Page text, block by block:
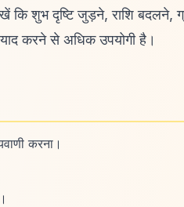
शुभ दृष्टि जुड़ने, राशि बदलने,
करने से अधिक उपयोगी है।
करना।